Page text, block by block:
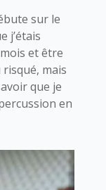
sur le
j’étais
et être
mais
que je
en